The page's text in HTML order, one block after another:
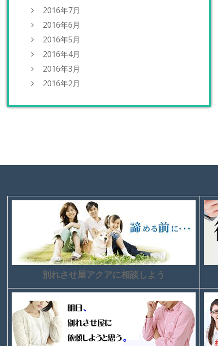
2016年7月
2016年6月
2016年5月
2016年4月
2016年3月
2016年2月
別れさせ屋アクアに相談しよう